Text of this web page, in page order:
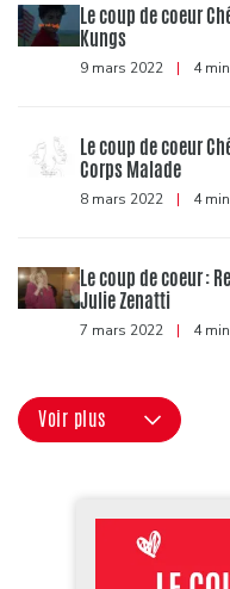
Le coup de coeur
Kungs
9 mars 2022 | 4
Le coup de coeur
Corps Malade
8 mars 2022 | 4
Le coup de coeur :
Julie Zenatti
7 mars 2022 | 4
Voir plus